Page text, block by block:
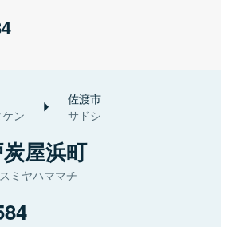
ン
佐渡市
サドシ
屋浜町
ミヤハママチ